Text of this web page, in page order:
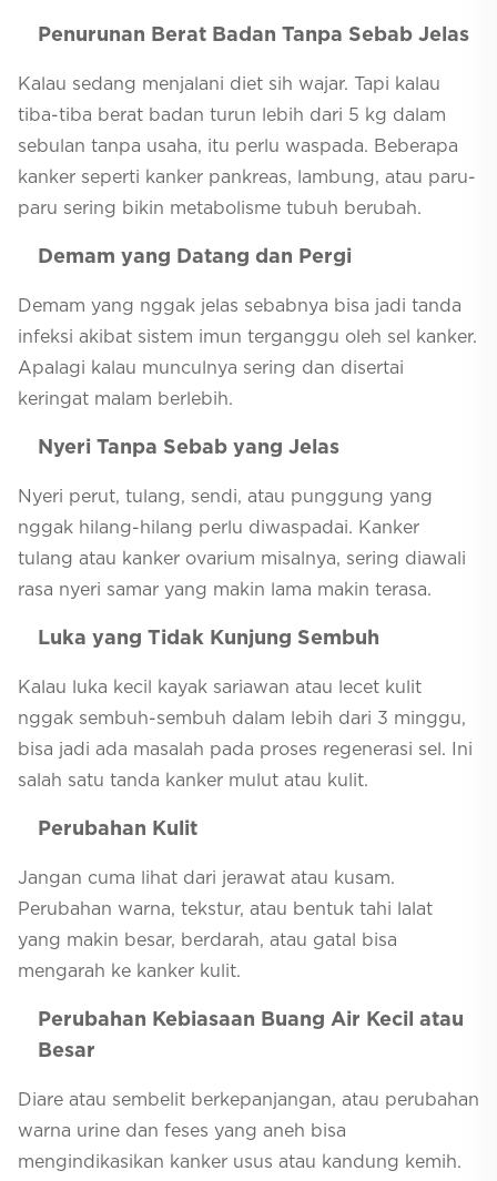
Penurunan Berat Badan Tanpa Sebab Jelas
Kalau sedang menjalani diet sih wajar. Tapi kalau
tiba-tiba berat badan turun lebih dari 5 kg dalam
sebulan tanpa usaha, itu perlu waspada. Beberapa
kanker seperti kanker pankreas, lambung, atau paru-
paru sering bikin metabolisme tubuh berubah.
Demam yang Datang dan Pergi
Demam yang nggak jelas sebabnya bisa jadi tanda
infeksi akibat sistem imun terganggu oleh sel kanker.
Apalagi kalau munculnya sering dan disertai
keringat malam berlebih.
Nyeri Tanpa Sebab yang Jelas
Nyeri perut, tulang, sendi, atau punggung yang
nggak hilang-hilang perlu diwaspadai. Kanker
tulang atau kanker ovarium misalnya, sering diawali
rasa nyeri samar yang makin lama makin terasa.
Luka yang Tidak Kunjung Sembuh
Kalau luka kecil kayak sariawan atau lecet kulit
nggak sembuh-sembuh dalam lebih dari 3 minggu,
bisa jadi ada masalah pada proses regenerasi sel. Ini
salah satu tanda kanker mulut atau kulit.
Perubahan Kulit
Jangan cuma lihat dari jerawat atau kusam.
Perubahan warna, tekstur, atau bentuk tahi lalat
yang makin besar, berdarah, atau gatal bisa
mengarah ke kanker kulit.
Perubahan Kebiasaan Buang Air Kecil atau
Besar
Diare atau sembelit berkepanjangan, atau perubahan
warna urine dan feses yang aneh bisa
mengindikasikan kanker usus atau kandung kemih.